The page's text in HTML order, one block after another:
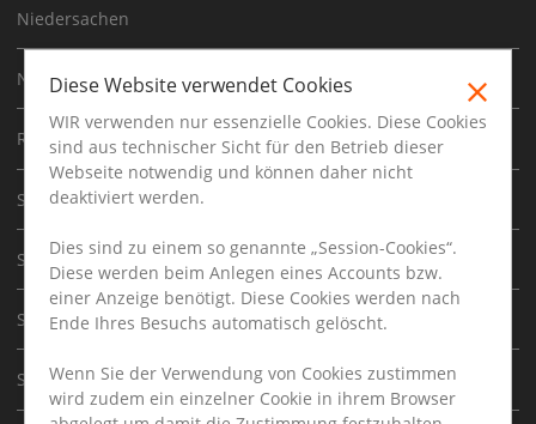
Niedersachen
Nordrhein Westfalen
Rheinland-pfalz
Saarland
Sachsen
Sachsen-Anhalt
Schleswig-Holstein
Diese Website verwendet Cookies
WIR verwenden nur essenzielle Cookies. Diese Cookies
sind aus technischer Sicht für den Betrieb dieser
Webseite notwendig und können daher nicht
deaktiviert werden.
Dies sind zu einem so genannte „Session-Cookies“.
Diese werden beim Anlegen eines Accounts bzw.
einer Anzeige benötigt. Diese Cookies werden nach
Ende Ihres Besuchs automatisch gelöscht.
Wenn Sie der Verwendung von Cookies zustimmen
wird zudem ein einzelner Cookie in ihrem Browser